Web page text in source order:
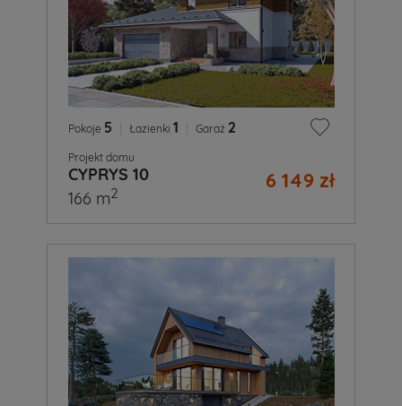
Pokoje 5 Łazienki 1 Garaż 2
Projekt domu
CYPRYS 10 6 149 zł
166 m2